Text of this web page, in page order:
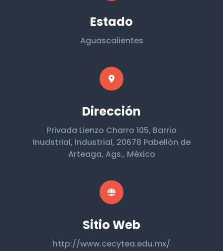
Estado
Aguascalientes
Dirección
Privada Lienzo Charro 105, Barrio
Inudstrial, Industrial, 20678 Pabellón de
Arteaga, Ags., México
Sitio Web
http://www.cecytea.edu.mx/